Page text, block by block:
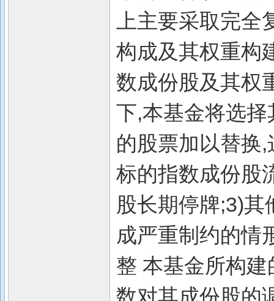
上主要采取完
构成及其权重构
数成份股及其权
下,本基金将选
的股票加以替换
标的指数成份股
股长期停牌;3)
成严重制约的情
整 本基金所构
数对其成份股的